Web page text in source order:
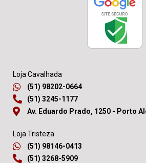
Loja Cavalhada
(51) 98202-0664
(51) 3245-1177
Av. Eduardo Prado, 1250 - Porto
Loja Tristeza
(51) 98146-0413
(51) 3268-5909